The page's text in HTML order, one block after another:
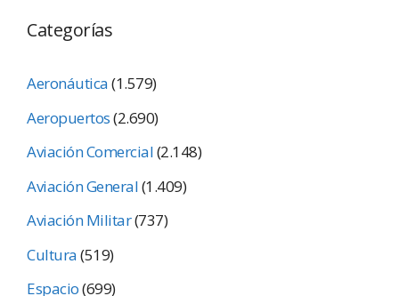
Categorías
Aeronáutica(1.579)
Aeropuertos(2.690)
Aviación Comercial(2.148)
Aviación General(1.409)
Aviación Militar(737)
Cultura(519)
Espacio(699)